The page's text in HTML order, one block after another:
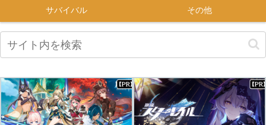
サバイバル その他